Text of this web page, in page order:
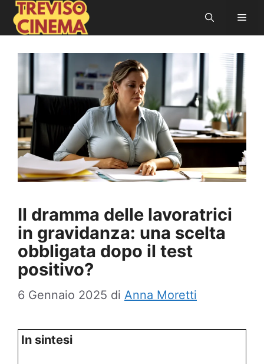
Vai
contenuto
Il dramma delle lavoratrici
in gravidanza: una scelta
obbligata dopo il test
positivo?
6 Gennaio 2025 di Anna Moretti
In sintesi